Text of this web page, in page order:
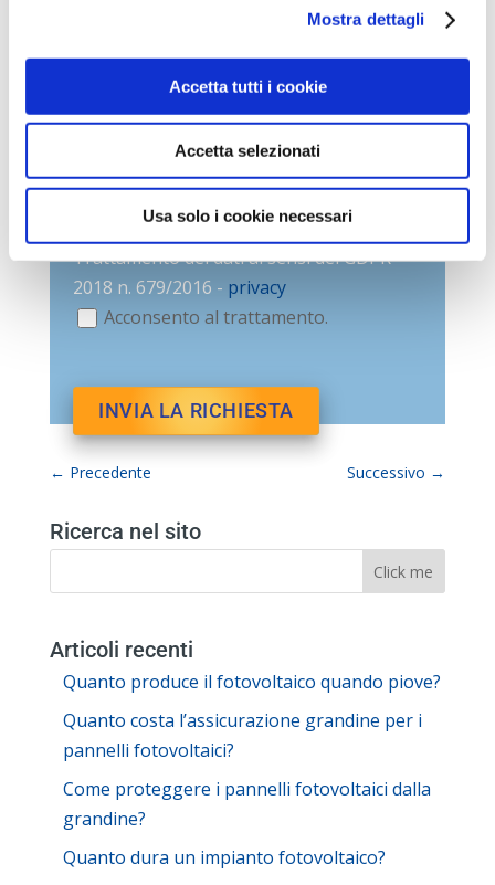
Mostra dettagli
Accetta tutti i cookie
Accetta selezionati
Usa solo i cookie necessari
Trattamento dei dati ai sensi del GDPR
2018 n. 679/2016 - privacy
Acconsento al trattamento.
← Precedente Successivo →
Ricerca nel sito
Articoli recenti
Quanto produce il fotovoltaico quando piove?
Quanto costa l’assicurazione grandine per i
pannelli fotovoltaici?
Come proteggere i pannelli fotovoltaici dalla
grandine?
Quanto dura un impianto fotovoltaico?